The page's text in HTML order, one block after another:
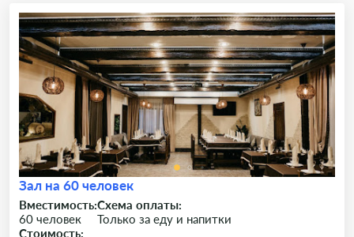
Зал на 60 человек
Вместимость:
60 человек
Схема оплаты:
Только за еду и напитки
Стоимость: